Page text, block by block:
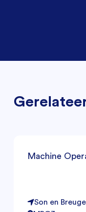
Machine
Son en